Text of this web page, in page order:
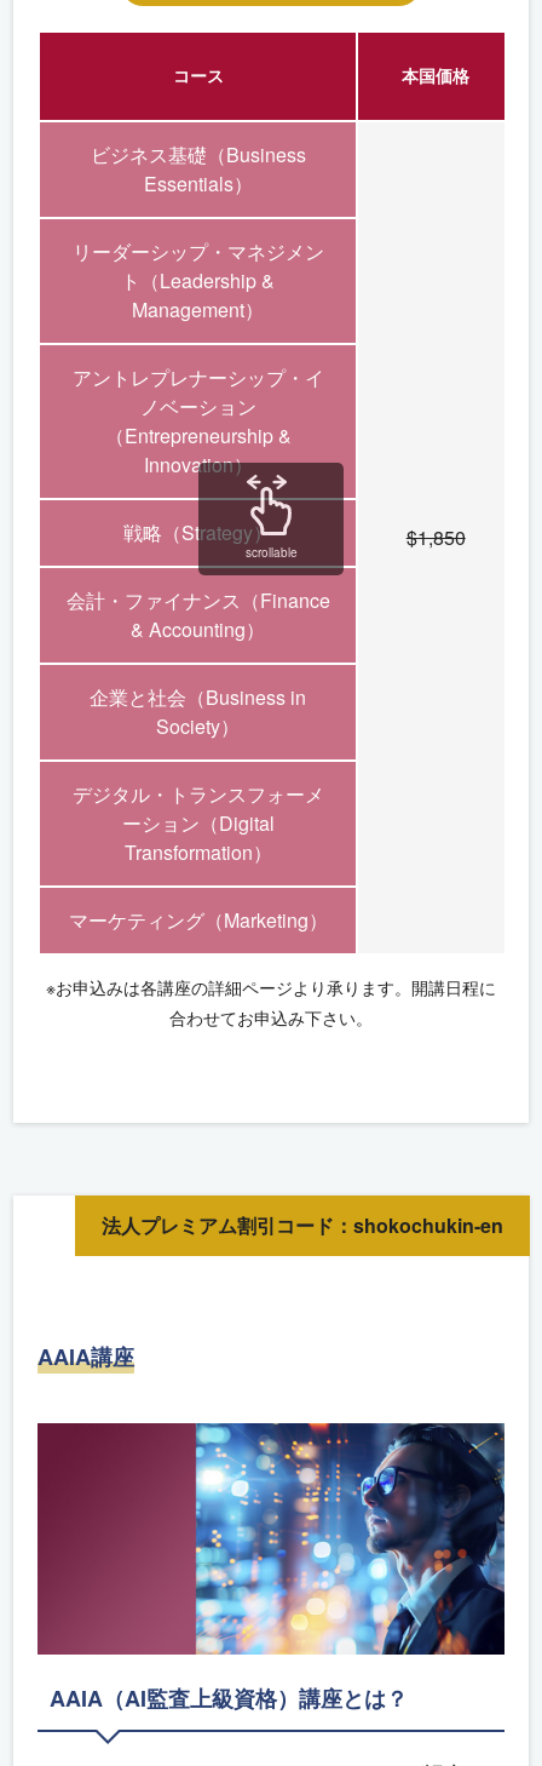
コース 本国価格
ビジネス基礎（Business
Essentials）
$1,850
リーダーシップ・マネジメン
ト（Leadership &
Management）
アントレプレナーシップ・イ
ノベーション
（Entrepreneurship &
Innovation）
戦略（Strategy）
会計・ファイナンス（Finance
& Accounting）
企業と社会（Business in
Society）
デジタル・トランスフォーメ
ーション（Digital
Transformation）
マーケティング（Marketing）
scrollable
※お申込みは各講座の詳細ページより承ります。開講日程に
合わせてお申込み下さい。
法人プレミアム割引コード：shokochukin-en
AAIA講座
AAIA（AI監査上級資格）講座とは？